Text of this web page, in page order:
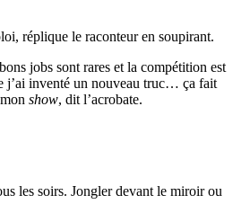
réplique le raconteur en soupirant.
jobs sont rares et la compétition est
j’ai inventé un nouveau truc… ça fait
show, dit l’acrobate.
les soirs. Jongler devant le miroir ou